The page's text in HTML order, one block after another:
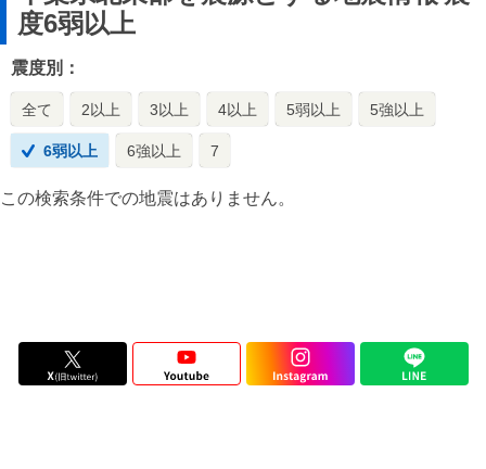
度6弱以上
震度別：
全て 2以上 3以上 4以上 5弱以上 5強以上
6弱以上 6強以上 7
この検索条件での地震はありません。